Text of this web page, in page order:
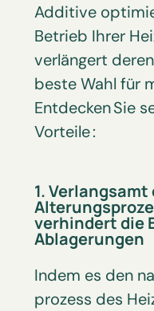
Additive
Betrieb Ihrer
verlängert
beste Wahl für
Entdecken Sie
Vorteile :
1.
verhindert die
Ablagerungen
Indem es den
prozess des